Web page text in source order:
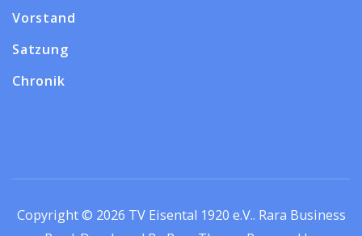
Vorstand
Satzung
Chronik
Copyright © 2026 TV Eisental 1920 e.V.. Rara Business